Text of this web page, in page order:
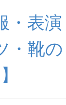
・表演
・靴の